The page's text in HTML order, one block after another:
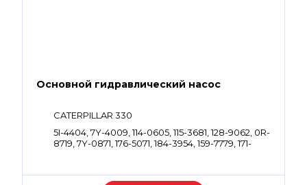
Основной гидравлический насос
CATERPILLAR 330
5I-4404, 7Y-4009, 114-0605, 115-3681, 128-9062, 0R-
8719, 7Y-0871, 176-5071, 184-3954, 159-7779, 171-